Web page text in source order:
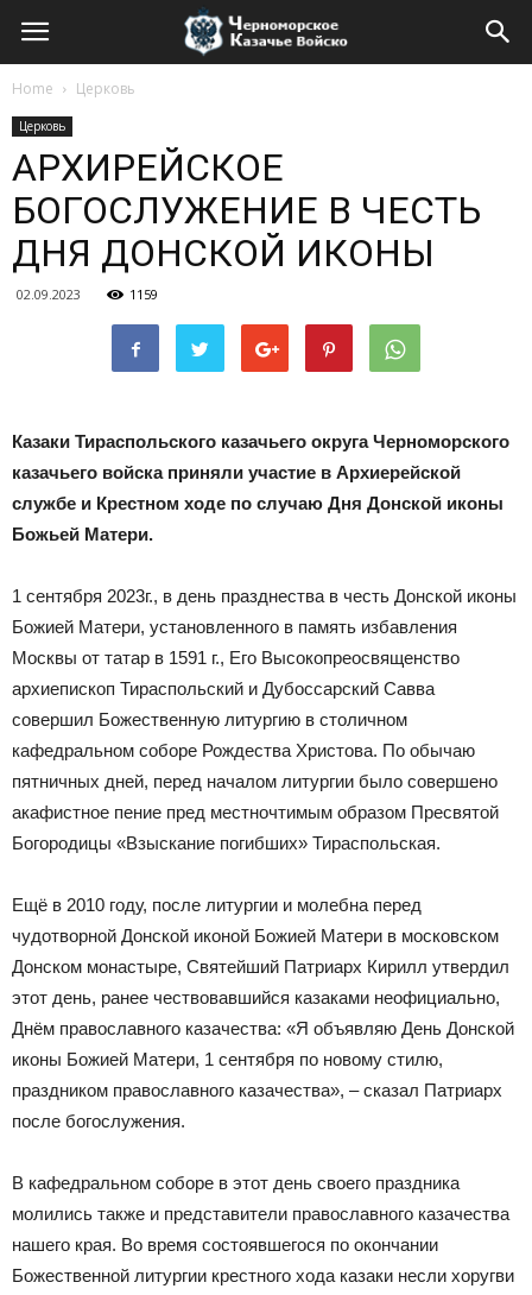
Home Церковь
Церковь
АРХИРЕЙСКОЕ
БОГОСЛУЖЕНИЕ В ЧЕСТЬ
ДНЯ ДОНСКОЙ ИКОНЫ
02.09.2023 1159
Казаки Тираспольского казачьего округа Черноморского
казачьего войска приняли участие в Архиерейской
службе и Крестном ходе по случаю Дня Донской иконы
Божьей Матери.
1 сентября 2023г., в день празднества в честь Донской иконы
Божией Матери, установленного в память избавления
Москвы от татар в 1591 г., Его Высокопреосвященство
архиепископ Тираспольский и Дубоссарский Савва
совершил Божественную литургию в столичном
кафедральном соборе Рождества Христова. По обычаю
пятничных дней, перед началом литургии было совершено
акафистное пение пред местночтимым образом Пресвятой
Богородицы «Взыскание погибших» Тираспольская.
Ещё в 2010 году, после литургии и молебна перед
чудотворной Донской иконой Божией Матери в московском
Донском монастыре, Святейший Патриарх Кирилл утвердил
этот день, ранее чествовавшийся казаками неофициально,
Днём православного казачества: «Я объявляю День Донской
иконы Божией Матери, 1 сентября по новому стилю,
праздником православного казачества», – сказал Патриарх
после богослужения.
В кафедральном соборе в этот день своего праздника
молились также и представители православного казачества
нашего края. Во время состоявшегося по окончании
Божественной литургии крестного хода казаки несли хоругви